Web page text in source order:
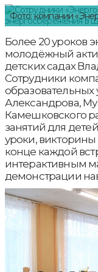
Фото: компании
Более 20 уроков
молодёжный
детских садах
Сотрудники
Александрова,
Камешковского
занятий для
уроки,
конце каждой
интерактивным
демонстрации